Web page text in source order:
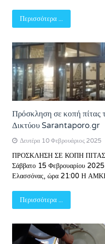
Περισσότερα ...
Πρόσκληση σε κοπή πίτας
Δικτύου Sarantaporo.gr
Δευτέρα 10 Φεβρουάριος 2025
ΠΡΟΣΚΛΗΣΗ ΣΕ ΚΟΠΗ
Σάββατο 15 Φεβρουαρίου
Ελασσόνας, ώρα 21:00 Η
Περισσότερα ...